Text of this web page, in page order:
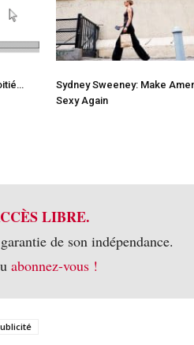
Sydney Sweeney: Make
Sexy Again
LIBRE.
de son indépendance.
abonnez-vous !